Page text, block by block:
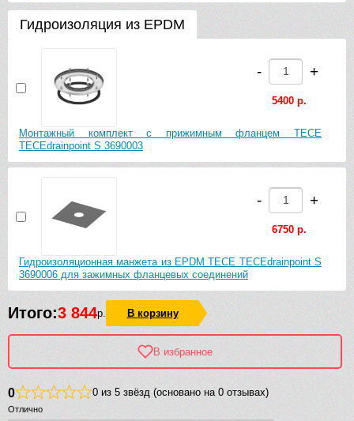
Основа для плитки TECE TECEdrainpoint S 100 3660016 без
рамки
+
6210 р.
Основа для плитки с монтажным элементом TECE
TECEdrainpoint S 150 plate 3660011 в стальной рамке
- +
8010 р.
Механический затвор TECE TECEdrainpoint S 3695007 (для
всех сифонов TECEdrainpoint S)
Гидроизоляция из EPDM
Монтажный комплект с прижимным фланцем TECE
TECEdrainpoint S 3690003
- +
5400 р.
Гидроизоляционная манжета из EPDM TECE TECEdrainpoint S
3690006 для зажимных фланцевых соединений
- +
6750 р.
Итого:3 844р. В корзину
В избранное
0 0 из 5 звёзд (основано на 0 отзывах)
Отлично